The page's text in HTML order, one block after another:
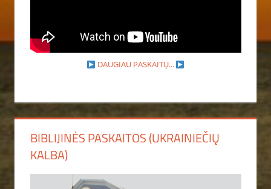
DAUGIAU PASKAITŲ...
BIBLIJINĖS PASKAITOS (UKRAINIEČIŲ
KALBA)